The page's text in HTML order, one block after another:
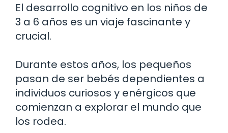
El desarrollo cognitivo en los niños de
3 a 6 años es un viaje fascinante y
crucial.
Durante estos años, los pequeños
pasan de ser bebés dependientes a
individuos curiosos y enérgicos que
comienzan a explorar el mundo que
los rodea.